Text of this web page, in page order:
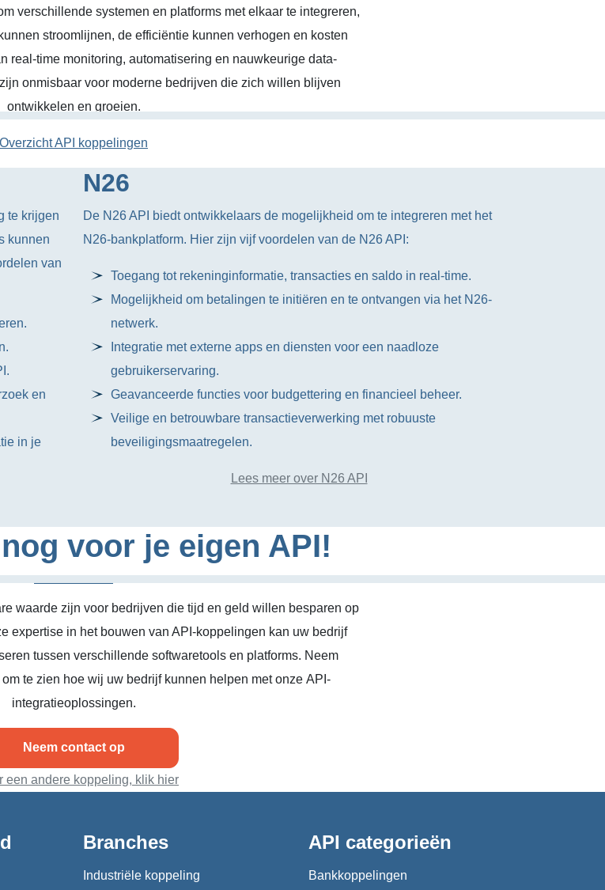
verschillende systemen en platforms met elkaar te integreren,
stroomlijnen, de efficiëntie kunnen verhogen en kosten
real-time monitoring, automatisering en nauwkeurige data-
onmisbaar voor moderne bedrijven die zich willen blijven
ontwikkelen en groeien.
Overzicht API koppelingen
te krijgen
kunnen
van
en
in je
N26
De N26 API biedt ontwikkelaars de mogelijkheid om te integreren met het
N26-bankplatform. Hier zijn vijf voordelen van de N26 API:
Toegang tot rekeninginformatie, transacties en saldo in real-time.
Mogelijkheid om betalingen te initiëren en te ontvangen via het N26-
netwerk.
Integratie met externe apps en diensten voor een naadloze
gebruikerservaring.
Geavanceerde functies voor budgettering en financieel beheer.
Veilige en betrouwbare transactieverwerking met robuuste
beveiligingsmaatregelen.
Lees meer over N26 API
voor je eigen API!
waarde zijn voor bedrijven die tijd en geld willen besparen op
expertise in het bouwen van API-koppelingen kan uw bedrijf
tussen verschillende softwaretools en platforms. Neem
te zien hoe wij uw bedrijf kunnen helpen met onze API-
integratieoplossingen.
Neem contact op
een andere koppeling, klik hier
Branches
Industriële koppeling
API categorieën
Bankkoppelingen